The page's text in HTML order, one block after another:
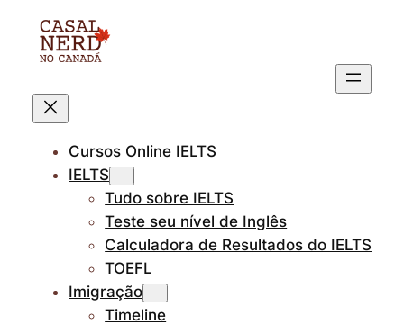
Cursos Online IELTS
IELTS
Tudo sobre IELTS
Teste seu nível de Inglês
Calculadora de Resultados do IELTS
TOEFL
Imigração
Timeline